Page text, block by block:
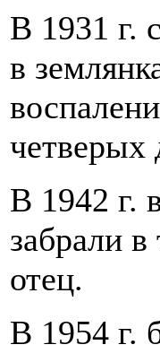
В 1931 г.
в
четверых
В 1942 г.
забрали
отец.
В 1954 г.